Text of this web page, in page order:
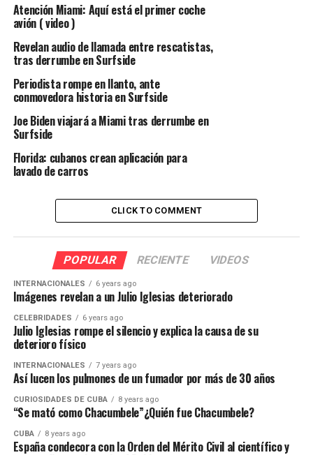
Atención Miami: Aquí está el primer coche
avión ( video )
Revelan audio de llamada entre rescatistas,
tras derrumbe en Surfside
Periodista rompe en llanto, ante
conmovedora historia en Surfside
Joe Biden viajará a Miami tras derrumbe en
Surfside
Florida: cubanos crean aplicación para
lavado de carros
CLICK TO COMMENT
POPULAR RECIENTE VIDEOS
INTERNACIONALES 6 years ago
Imágenes revelan a un Julio Iglesias deteriorado
CELEBRIDADES 6 years ago
Julio Iglesias rompe el silencio y explica la causa de su
deterioro físico
INTERNACIONALES 7 years ago
Así lucen los pulmones de un fumador por más de 30 años
CURIOSIDADES DE CUBA 8 years ago
“Se mató como Chacumbele”¿Quién fue Chacumbele?
CUBA 8 years ago
España condecora con la Orden del Mérito Civil al científico y